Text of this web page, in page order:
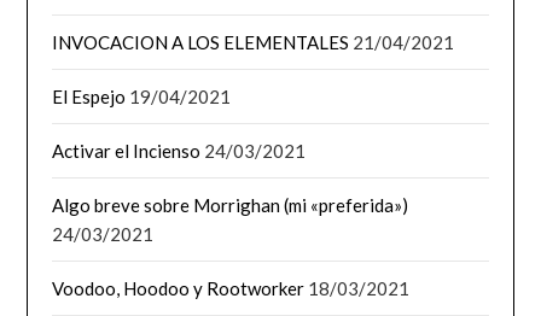
INVOCACION A LOS ELEMENTALES 21/04/2021
El Espejo 19/04/2021
Activar el Incienso 24/03/2021
Algo breve sobre Morrighan (mi «preferida»)
24/03/2021
Voodoo, Hoodoo y Rootworker 18/03/2021